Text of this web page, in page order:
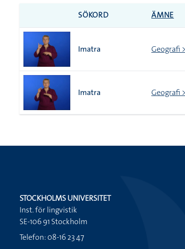
SÖKORD ÄMNE
Imatra Geografi
Imatra Geografi
STOCKHOLMS UNIVERSITET
Inst. för lingvistik
SE-106 91 Stockholm
Telefon: 08-16 23 47